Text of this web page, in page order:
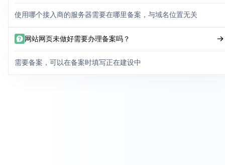
使用哪个接入商的服务器需要在哪里备案，与域名位置无关
网站网页未做好需要办理备案吗？
需要备案，可以在备案时填写正在建设中